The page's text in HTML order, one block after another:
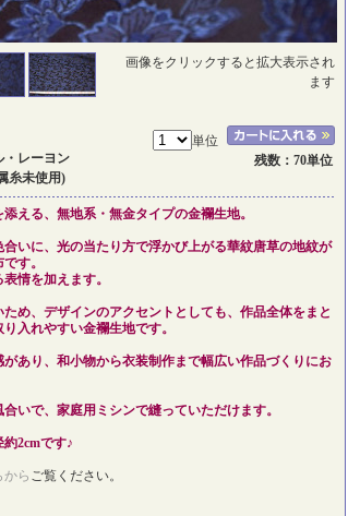
画像をクリックすると拡大表示され
ます
・レーヨン
未使用)
単位
残数：70単位
える、無地系・無金タイプの金襴生地。
いに、光の当たり方で浮かび上がる華紋唐草の地紋が
す。
情を加えます。
め、デザインのアクセントとしても、作品全体をまと
入れやすい金襴生地です。
あり、和小物から衣装制作まで幅広い作品づくりにお
いで、家庭用ミシンで縫っていただけます。
2cmです♪
から ご覧ください。